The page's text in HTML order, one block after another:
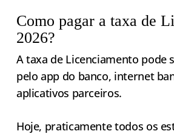
Como pagar a taxa de
2026?
A taxa de Licenciamento pode
pelo app do banco, internet
aplicativos parceiros.
Hoje, praticamente todos os